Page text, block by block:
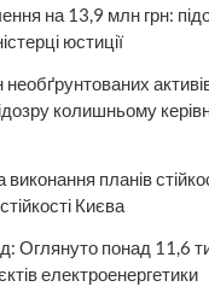
на 13,9 млн грн:
юстиції
колишньому
планів
Києва
Оглянуто понад 11,6
електроенергетики